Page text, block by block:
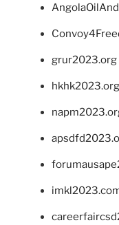
grur2023.org
hkhk2023.org